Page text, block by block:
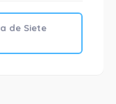
de Siete